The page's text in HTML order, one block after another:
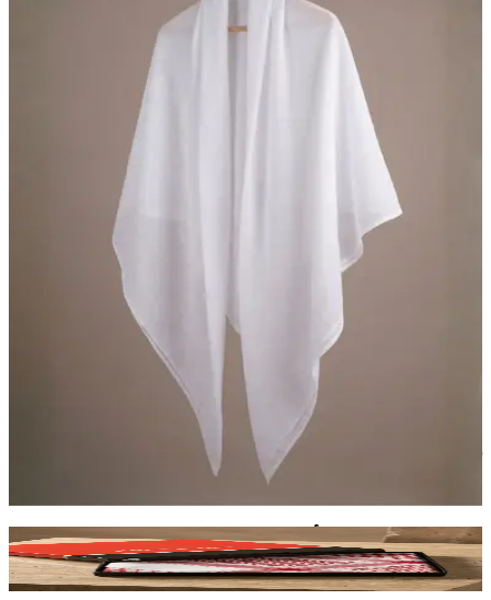
غترة سادة بيضاء كلاسيكية
شماغ بيير كاردان الأصلي – الإصدار الفرنسي 100%
350.00 د.إ